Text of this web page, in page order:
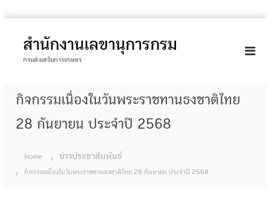
สำนักงานเลขานุการกรม
กรมส่งเสริมการเกษตร
กิจกรรมเนื่องในวันพระราชทานธงชาติไทย
28 กันยายน ประจำปี 2568
Home ข่าวประชาสัมพันธ์
กิจกรรมเนื่องในวันพระราชทานธงชาติไทย 28 กันยายน ประจำปี 2568